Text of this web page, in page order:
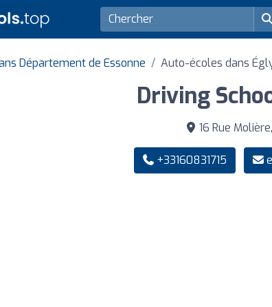
Département de Essonne Auto-écoles dans
Driving
16 Rue
+33160831715